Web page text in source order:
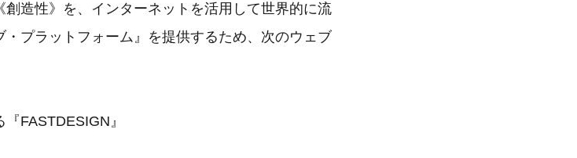
造性》を、インターネットを活用して世界的に流
プラットフォーム』を提供するため、次のウェブ
FASTDESIGN』